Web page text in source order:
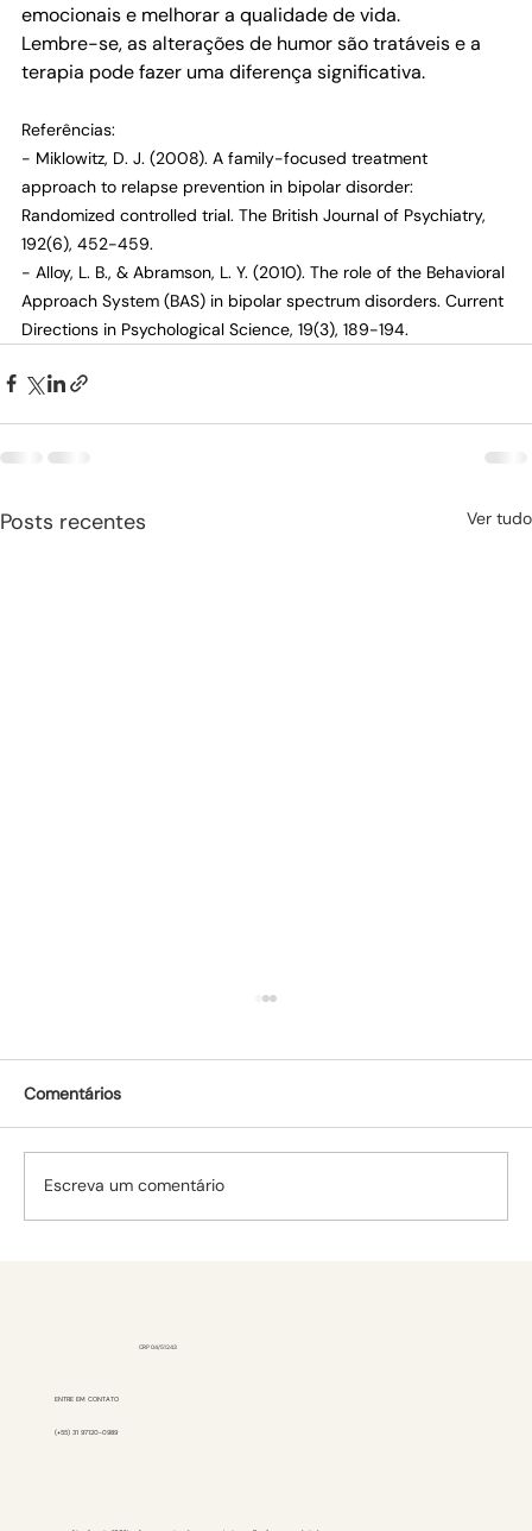
emocionais e melhorar a qualidade de vida.
Lembre-se, as alterações de humor são tratáveis e a
terapia pode fazer uma diferença significativa.
Referências:
- Miklowitz, D. J. (2008). A family-focused treatment
approach to relapse prevention in bipolar disorder:
Randomized controlled trial. The British Journal of Psychiatry,
192(6), 452-459.
- Alloy, L. B., & Abramson, L. Y. (2010). The role of the Behavioral
Approach System (BAS) in bipolar spectrum disorders. Current
Directions in Psychological Science, 19(3), 189-194.
Posts recentes Ver tudo
Comentários
Escreva um comentário
CRP 04/51243
ENTRE EM CONTATO
(+55) 31 97120-0989